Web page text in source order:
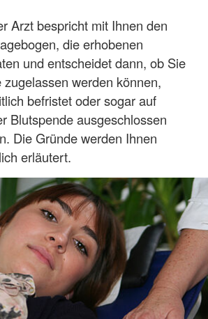
Arzt bespricht mit Ihnen den
die erhobenen
und entscheidet dann, ob Sie
werden können,
befristet oder sogar auf
Blutspende ausgeschlossen
Die Gründe werden Ihnen
erläutert.